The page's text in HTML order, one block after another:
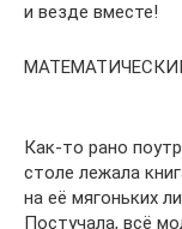
и везде вместе!
Как-то рано
столе лежала
на её мягоньких
Постучала, всё